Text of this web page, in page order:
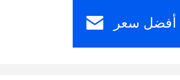
سعر